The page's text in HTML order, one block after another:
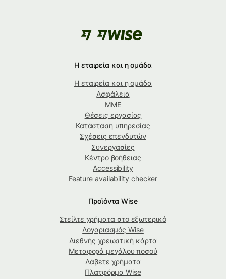
Η εταιρεία και η ομάδα
Η εταιρεία και η ομάδα
Ασφάλεια
ΜΜΕ
Θέσεις εργασίας
Κατάσταση υπηρεσίας
Σχέσεις επενδυτών
Συνεργασίες
Κέντρο βοήθειας
Accessibility
Feature availability checker
Προϊόντα Wise
Στείλτε χρήματα στο εξωτερικό
Λογαριασμός Wise
Διεθνής χρεωστική κάρτα
Μεταφορά μεγάλου ποσού
Λάβετε χρήματα
Πλατφόρμα Wise